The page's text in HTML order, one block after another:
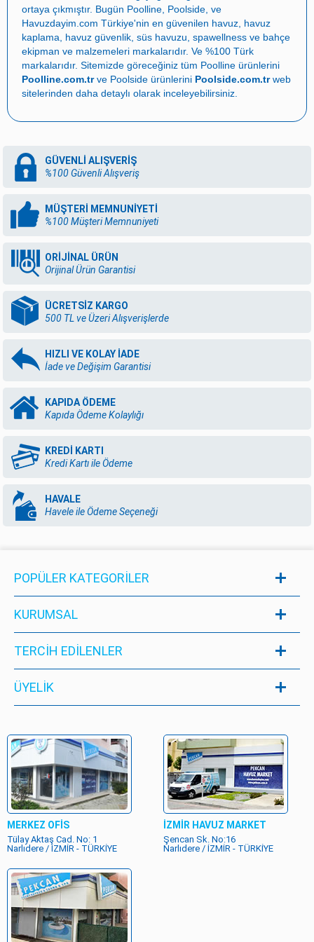
ortaya çıkmıştır. Bugün Poolline Poolside , ve
Havuzdayim.com Türkiye'nin en güvenilen havuz havuz
kaplama
havuz güvenlik süs havuzu spawellness ve bahçe
ekipman ve malzemeleri markalarıdır. Ve %100 Türk
markalarıdır. Sitemizde göreceğiniz tüm Poolline ürünlerini
Poolline.com.trve Poolside ürünlerini Poolside.com.trweb
sitelerinden daha detaylı olarak inceleyebilirsiniz.
GÜVENLİ ALIŞVERİŞ
%100 Güvenli Alışveriş
MÜŞTERİ MEMNUNİYETİ
%100 Müşteri Memnuniyeti
ORİJİNAL ÜRÜN
Orijinal Ürün Garantisi
ÜCRETSİZ KARGO
500 TL ve Üzeri Alışverişlerde
HIZLI VE KOLAY İADE
İade ve Değişim Garantisi
KAPIDA ÖDEME
Kapıda Ödeme Kolaylığı
KREDİ KARTI
Kredi Kartı ile Ödeme
HAVALE
Havele ile Ödeme Seçeneği
POPÜLER KATEGORILER
KURUMSAL
TERCİH EDİLENLER
ÜYELIK
MERKEZ OFİS
Tülay Aktaş Cad. No: 1
Narlıdere / İZMİR - TÜRKİYE
İZMİR HAVUZ MARKET
Şencan Sk. No:16
Narlıdere / İZMİR - TÜRKİYE